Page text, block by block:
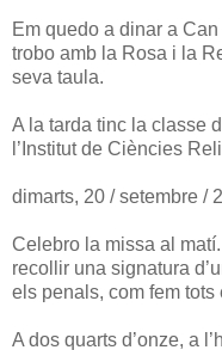
Em quedo a dinar a
trobo amb la Rosa i la
seva taula.
A la tarda tinc la classe
l’Institut de Ciències
dimarts, 20 / setembre /
Celebro la missa al
recollir una signatura
els penals, com fem
A dos quarts d’onze, a